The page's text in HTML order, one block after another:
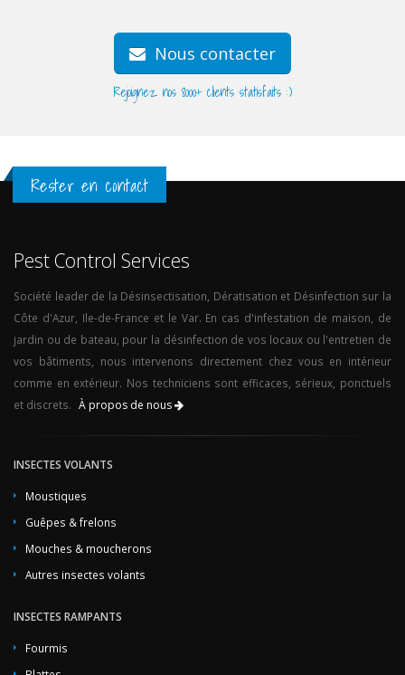
Nous contacter
Rejoignez nos 8000+ clients statisfaits :)
Rester en contact
Pest Control Services
Société leader de la Désinsectisation, Dératisation et Désinfection sur la
Côte d'Azur, Ile-de-France et le Var. En cas d'infestation de maison, de
jardin ou de bateau, pour la désinfection de vos locaux ou l'entretien de
vos bâtiments, nous intervenons directement chez vous en intérieur
comme en extérieur. Nos techniciens sont efficaces, sérieux, ponctuels
et discrets. À propos de nous
INSECTES VOLANTS
Moustiques
Guêpes & frelons
Mouches & moucherons
Autres insectes volants
INSECTES RAMPANTS
Fourmis